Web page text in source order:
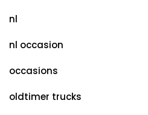
nl
nl occasion
occasions
oldtimer trucks